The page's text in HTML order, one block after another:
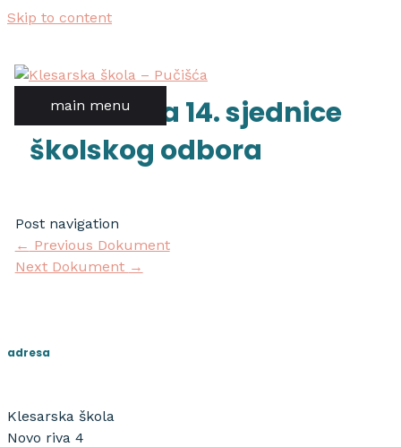
Skip to content
main menu
izvadak sa 14. sjednice
školskog odbora
Post navigation
← Previous Dokument
Next Dokument →
adresa
Klesarska škola
Novo riva 4